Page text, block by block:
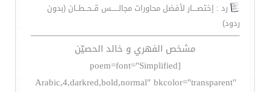
رد : إختصــــار لأفضل محاورات مجالــــــس قــحــطــان (بدون
ردود)
مشخص الفهري و خالد الحصيّن
[poem=font="Simplified
Arabic,4,darkred,bold,normal" bkcolor="transparent"